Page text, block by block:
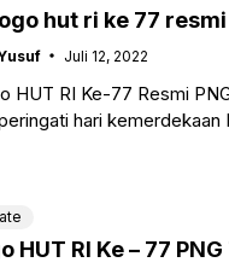
hut ri ke 77
Juli 12, 2022
HUT RI Ke-77 Resmi
hari kemerdekaan
Contoh Logo